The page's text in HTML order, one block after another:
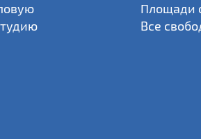
Площади
Все